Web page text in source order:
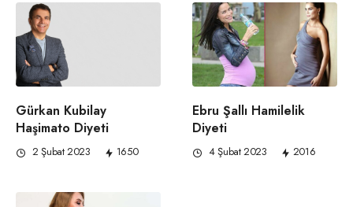
Gürkan Kubilay
Haşimato Diyeti
2 Şubat 2023 1650
Ebru Şallı Hamilelik
Diyeti
4 Şubat 2023 2016